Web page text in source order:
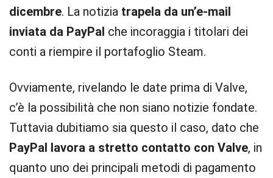
dicembre. La notizia trapela da un’e-mail
inviata da PayPal che incoraggia i titolari dei
conti a riempire il portafoglio Steam.
Ovviamente, rivelando le date prima di Valve,
c’è la possibilità che non siano notizie fondate.
Tuttavia dubitiamo sia questo il caso, dato che
PayPal lavora a stretto contatto con Valve, in
quanto uno dei principali metodi di pagamento